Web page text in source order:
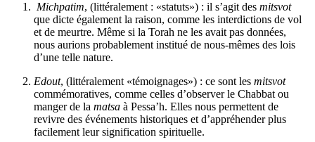
Michpatim, (littéralement : «statuts») : il s’agit des mitsvot
que dicte également la raison, comme les interdictions de vol
et de meurtre. Même si la Torah ne les avait pas données,
nous aurions probablement institué de nous-mêmes des lois
d’une telle nature.
Edout, (littéralement «témoignages») : ce sont les mitsvot
commémoratives, comme celles d’observer le Chabbat ou
manger de la matsa à Pessa’h. Elles nous permettent de
revivre des événements historiques et d’appréhender plus
facilement leur signification spirituelle.